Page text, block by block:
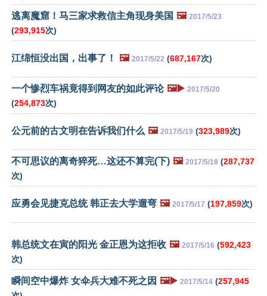
逃离魔窟！马三家求救信主角现身美国 🖼️ 2017/5/23
(293,915次)
江绵恒没出国，出事了！ 🖼️ 2017/5/22 (687,167次)
一个惨烈车祸竟得到网友的如此评论 🖼️▶️ 2017/5/20
(254,873次)
公元前的古文明在告诉我们什么 🖼️ 2017/5/19 (323,989次)
不可思议的离奇猝死…这还不算完(下) 🖼️ 2017/5/18 (287,737
次)
应勇会见捷克总统 韩正去大学遛弯 🖼️ 2017/5/17 (197,859次)
韩总统文在寅的阳光 金正恩为这拒收 🖼️ 2017/5/16 (592,423
次)
瞬间空中爆炸 女伞兵大难不死之因 🖼️▶️ 2017/5/14 (257,945